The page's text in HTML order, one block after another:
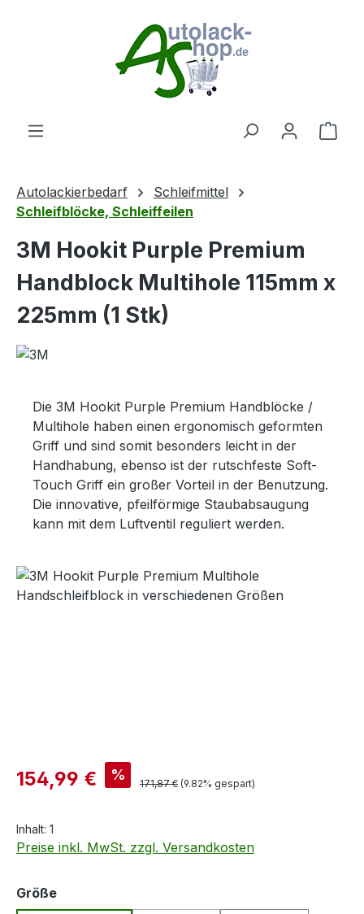
Autolackierbedarf
Schleifmittel
Schleifblöcke, Schleiffeilen
3M Hookit Purple Premium
Handblock Multihole 115mm x
225mm (1 Stk)
Die 3M Hookit Purple Premium Handblöcke /
Multihole haben einen ergonomisch geformten
Griff und sind somit besonders leicht in der
Handhabung, ebenso ist der rutschfeste Soft-
Touch Griff ein großer Vorteil in der Benutzung.
Die innovative, pfeilförmige Staubabsaugung
kann mit dem Luftventil reguliert werden.
Bildergalerie überspringen
Verkaufspreis:
154,99 € % Regulärer Preis:
171,87 € (9.82% gespart)
Inhalt: 1
Preise inkl. MwSt. zzgl. Versandkosten
Größeauswählen